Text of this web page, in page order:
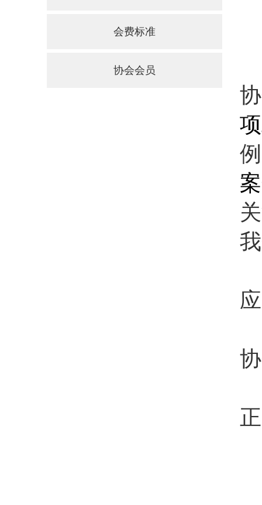
会费标准
协会会员